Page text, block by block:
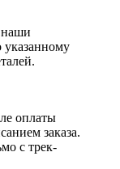
наши
указанному
оплаты
заказа.
с трек-